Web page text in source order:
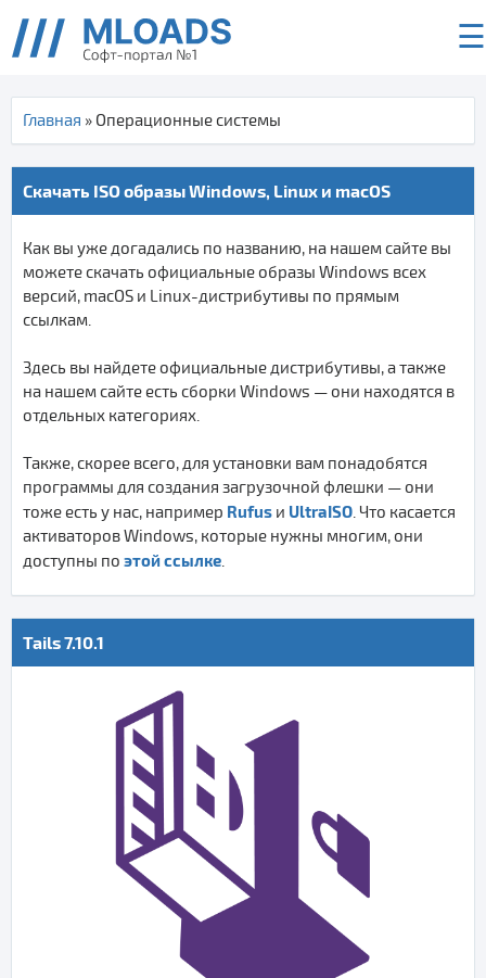
☰
Главная » Операционные системы
Скачать ISO образы Windows, Linux и macOS
Как вы уже догадались по названию, на нашем сайте вы
можете скачать официальные образы Windows всех
версий, macOS и Linux-дистрибутивы по прямым
ссылкам.
Здесь вы найдете официальные дистрибутивы, а также
на нашем сайте есть сборки Windows — они находятся в
отдельных категориях.
Также, скорее всего, для установки вам понадобятся
программы для создания загрузочной флешки — они
тоже есть у нас, например Rufus и UltraISO. Что касается
активаторов Windows, которые нужны многим, они
доступны по этой ссылке.
Tails 7.10.1